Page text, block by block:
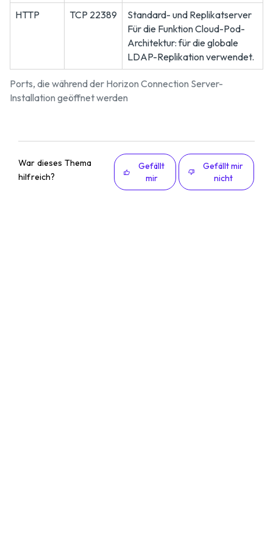
Ports, die während der Horizon Connection Server-
Installation geöffnet werden
HTTP
TCP 22389
Standard- und Replikatserver
Für die Funktion Cloud-Pod-
Architektur: für die globale
LDAP-Replikation verwendet.
War dieses Thema
hilfreich?
Gefällt
mir
Gefällt mir
nicht